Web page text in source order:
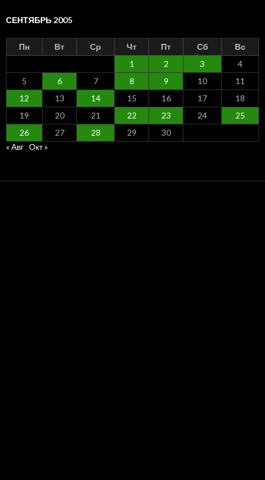
СЕНТЯБРЬ 2005
Пн Вт Ср Чт Пт Сб
Вс
1
2 3
4
5
6 7 8 9 10
11
12
13 14 15 16 17
18
19
20 21 22 23 24
25
26
27 28 29
30
« Авг Окт »